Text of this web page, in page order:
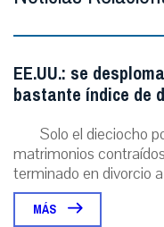
EE.UU.: se
bastante índice de
Solo el dieciocho
matrimonios
terminado en divorcio
MÁS